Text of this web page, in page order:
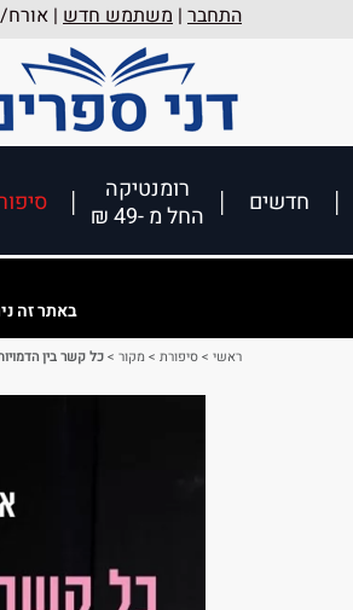
התחבר | משתמש חדש |
חדשים
רומנטיקה
החל מ -49 ₪
באתר זה
ראשי >סיפורת >מקור >כל קשר בין